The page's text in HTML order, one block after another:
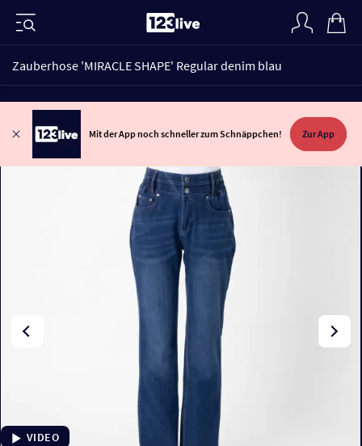
Zauberhose 'MIRACLE SHAPE' Regular denim blau
Mit der App noch schneller zum Schnäppchen! Zur App
VIDEO